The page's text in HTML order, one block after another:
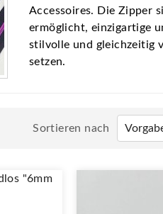
Accessoires. Die Zipper
ermöglicht, einzigartige
stilvolle und gleichzeitig
setzen.
Sortieren nach